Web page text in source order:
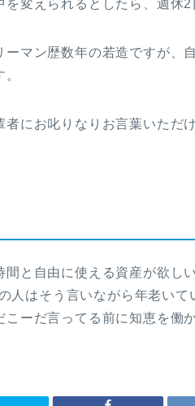
を変えられるとしたら、週休
ーマン歴数年の若造ですが、
者にお叱りなりお言葉いただ
間と自由に使える資産が欲
人はそう言いながら年老い
こーだ言ってる前に知恵を働